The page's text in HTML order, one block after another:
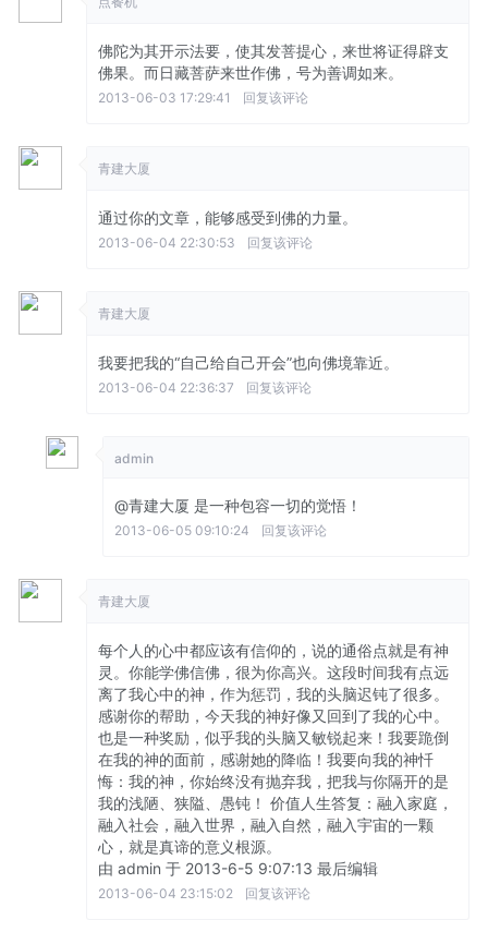
佛陀为其开示法要，使其发菩提心，来世将证得辟支
佛果。而日藏菩萨来世作佛，号为善调如来。
2013-06-03 17:29:41 回复该评论
青建大厦
通过你的文章，能够感受到佛的力量。
2013-06-04 22:30:53 回复该评论
青建大厦
我要把我的“自己给自己开会”也向佛境靠近。
2013-06-04 22:36:37 回复该评论
admin
@青建大厦 是一种包容一切的觉悟！
2013-06-05 09:10:24 回复该评论
青建大厦
每个人的心中都应该有信仰的，说的通俗点就是有神
灵。你能学佛信佛，很为你高兴。这段时间我有点远
离了我心中的神，作为惩罚，我的头脑迟钝了很多。
感谢你的帮助，今天我的神好像又回到了我的心中。
也是一种奖励，似乎我的头脑又敏锐起来！我要跪倒
在我的神的面前，感谢她的降临！我要向我的神忏
悔：我的神，你始终没有抛弃我，把我与你隔开的是
我的浅陋、狭隘、愚钝！ 价值人生答复：融入家庭，
融入社会，融入世界，融入自然，融入宇宙的一颗
心，就是真谛的意义根源。
由 admin 于 2013-6-5 9:07:13 最后编辑
2013-06-04 23:15:02 回复该评论